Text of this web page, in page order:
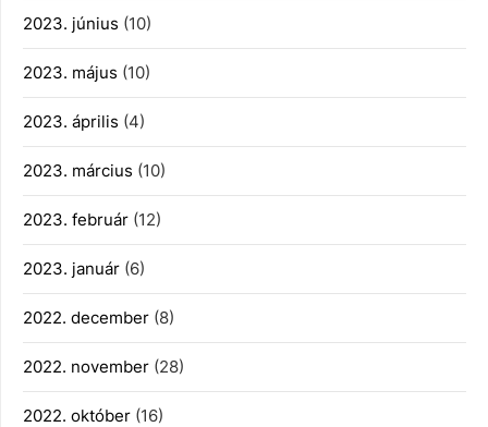
2023. június (10)
2023. május (10)
2023. április (4)
2023. március (10)
2023. február (12)
2023. január (6)
2022. december (8)
2022. november (28)
2022. október (16)